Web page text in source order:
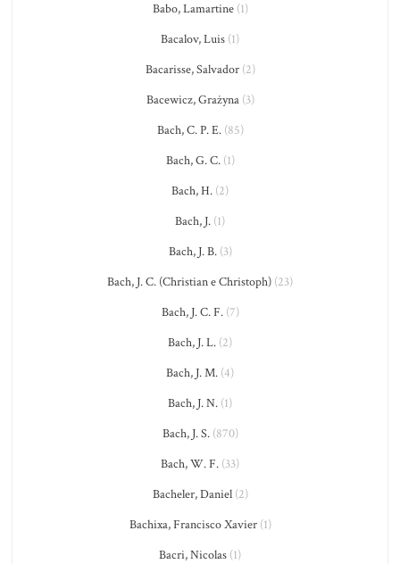
Babo, Lamartine(1)
Bacalov, Luis (1)
Bacarisse, Salvador(2)
Bacewicz, Grażyna(3)
Bach, C. P. E.(85)
Bach, G. C.(1)
Bach, H. (2)
Bach, J. (1)
Bach, J. B.(3)
Bach, J. C. (Christian e Christoph) (23)
Bach, J. C. F.(7)
Bach, J. L. (2)
Bach, J. M. (4)
Bach, J. N. (1)
Bach, J. S.(870)
Bach, W. F. (33)
Bacheler, Daniel(2)
Bachixa, Francisco Xavier(1)
Bacri, Nicolas (1)